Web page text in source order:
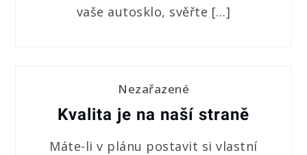
vaše autosklo, svěřte […]
Nezařazené
Kvalita je na naší straně
Máte-li v plánu postavit si vlastní